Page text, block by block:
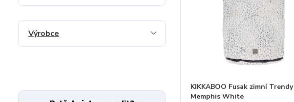
KIKKABOO Fusak zimní Trendy
Memphis White
Výrobce